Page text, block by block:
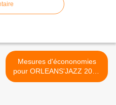
Mesures d'écononomies
pour ORLEANS'JAZZ 2015
: SERGE GROUARD